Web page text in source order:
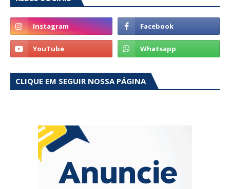
CLIQUE EM SEGUIR NOSSA PÁGINA